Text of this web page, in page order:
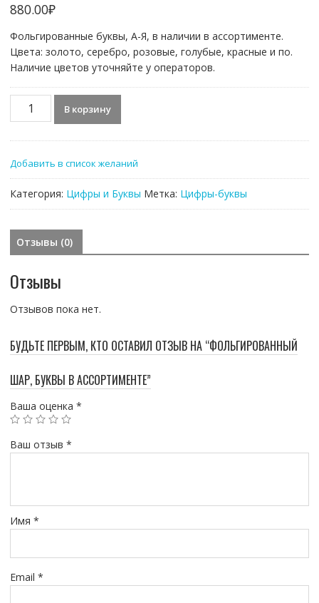
880.00₽
Фольгированные буквы, А-Я, в наличии в ассортименте.
Цвета: золото, серебро, розовые, голубые, красные и по.
Наличие цветов уточняйте у операторов.
Количество
товара
Буквы
в
ассортименте
В корзину
Добавить в список желаний
Категория: Цифры и Буквы Метка: Цифры-буквы
Отзывы (0)
Отзывы
Отзывов пока нет.
БУДЬТЕ ПЕРВЫМ, КТО ОСТАВИЛ ОТЗЫВ НА “ФОЛЬГИРОВАННЫЙ
ШАР, БУКВЫ В АССОРТИМЕНТЕ”
Ваша оценка *
Ваш отзыв *
Имя *
Email *